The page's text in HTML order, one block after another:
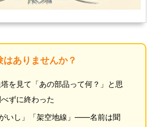
はありませんか？
を見て「あの部品って何？」と思
ずに終わった
がいし」「架空地線」——名前は聞